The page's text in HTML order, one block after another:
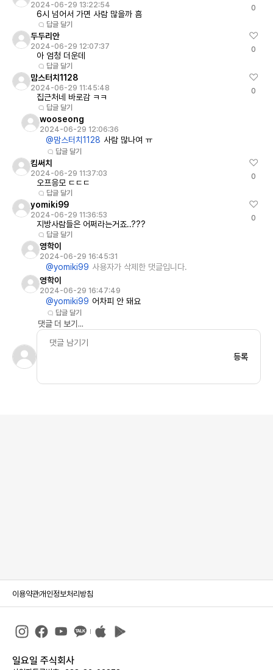
2024-06-29 13:22:54
6시 넘어서 가면 사람 많을까 흠
답글 달기
0
두두리안
2024-06-29 12:07:37
아 엄청 더운데
답글 달기
0
맘스터치1128
2024-06-29 11:45:48
집근처네 바로감 ㅋㅋ
답글 달기
0
wooseong
2024-06-29 12:06:36
@맘스터치1128 사람 많나여 ㅠ
답글 달기
킴써치
2024-06-29 11:37:03
오프응모 ㄷㄷㄷ
답글 달기
0
yomiki99
2024-06-29 11:36:53
지방사람들은 어쩌라는거죠..???
답글 달기
0
영학이
2024-06-29 16:45:31
@yomiki99 사용자가 삭제한 댓글입니다.
영학이
2024-06-29 16:47:49
@yomiki99 어차피 안 돼요
답글 달기
댓글 더 보기...
등록
이용약관개인정보처리방침
일요일 주식회사